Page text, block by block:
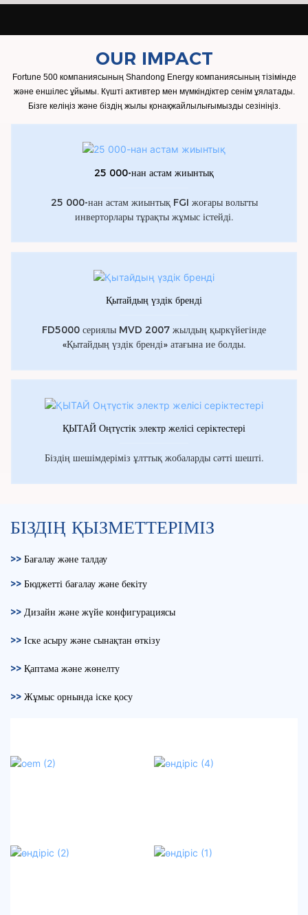
OUR IMPACT
Fortune 500 компаниясының Shandong Energy компаниясының тізімінде
және еншілес ұйымы. Күшті активтер мен мүмкіндіктер сенім ұялатады.
Бізге келіңіз және біздің жылы қонақжайлылығымызды сезініңіз.
25 000-нан астам жиынтық
25 000-нан астам жиынтық FGI жоғары вольтты
инверторлары тұрақты жұмыс істейді.
Қытайдың үздік бренді
FD5000 сериялы MVD 2007 жылдың қыркүйегінде
«Қытайдың үздік бренді» атағына ие болды.
ҚЫТАЙ Оңтүстік электр желісі серіктестері
Біздің шешімдеріміз ұлттық жобаларды сәтті шешті.
БІЗДІҢ ҚЫЗМЕТТЕРІМІЗ
>> Бағалау және талдау
>> Бюджетті бағалау және бекіту
>> Дизайн және жүйе конфигурациясы
>> Іске асыру және сынақтан өткізу
>> Қаптама және жөнелту
>> Жұмыс орнында іске қосу